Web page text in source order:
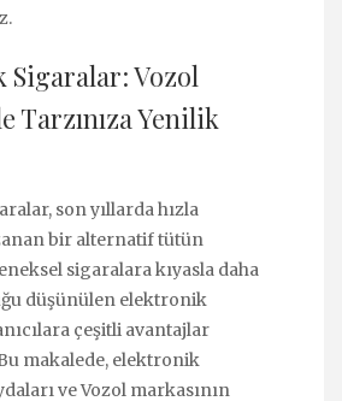
Vozol
Tarzınıza Yenilik
son yıllarda hızla
bir alternatif tütün
sigaralara kıyasla daha
düşünülen elektronik
çeşitli avantajlar
makalede, elektronik
ve Vozol markasının